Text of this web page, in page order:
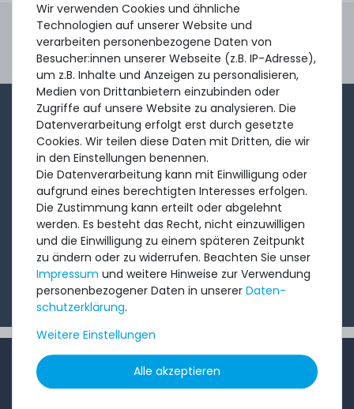
4.96 /5.00aus8.500Bewertungen
Gebraucht. Geprüft. Geliefert.
1-2x im Monat sendet André aus dem Vertriebsteam
eine kurze, knackige Mail mit Angeboten, neu
eingetroffenen Produkten und Informationen, die Sie
interessieren könnten. Probieren Sie's!
Abonnieren
Ich möchte Ihren Newsletter erhalten und akzeptiere
dieDatenschutzerklärung.
Wir verwenden Cookies und ähnliche
Technologien auf unserer Website und
verarbeiten personenbezogene Daten von
Besucher:innen unserer Webseite (z.B. IP-Adresse),
um z.B. Inhalte und Anzeigen zu personalisieren,
Medien von Drittanbietern einzubinden oder
Zugriffe auf unsere Website zu analysieren. Die
Datenverarbeitung erfolgt erst durch gesetzte
Cookies. Wir teilen diese Daten mit Dritten, die wir
in den Einstellungen benennen.
Die Datenverarbeitung kann mit Einwilligung oder
aufgrund eines berechtigten Interesses erfolgen.
Die Zustimmung kann erteilt oder abgelehnt
werden. Es besteht das Recht, nicht einzuwilligen
und die Einwilligung zu einem späteren Zeitpunkt
zu ändern oder zu widerrufen. Beachten Sie unser
Impressum und weitere Hinweise zur Verwendung
personenbezogener Daten in unserer Daten­
schutz­erklärung.
Weitere Einstellungen
Alle akzeptieren
INFORMATIONEN